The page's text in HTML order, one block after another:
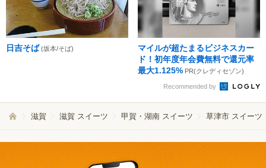
日吉そば (坂本/そば)
マイルが超たまるビジネスカー
ド！初年度年会費無料で還元率
最大1.125% PR(クレディセゾン)
Recommended by
滋賀 滋賀 スイーツ 甲賀・湖南 スイーツ 草津市 スイーツ